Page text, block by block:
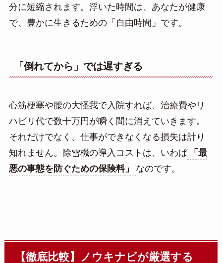
分に短縮されます。浮いた時間は、あなたが健康
で、豊かに生きるための「自由時間」です。
「倒れてから」では遅すぎる
心筋梗塞や腰の大怪我で入院すれば、治療費やリ
ハビリ代で数十万円が瞬く間に消えていきます。
それだけでなく、仕事ができなくなる損失は計り
知れません。除雪機の導入コストは、いわば
「最
悪の事態を防ぐための保険料」
なのです。
【徹底比較】ノウキナビが厳選する